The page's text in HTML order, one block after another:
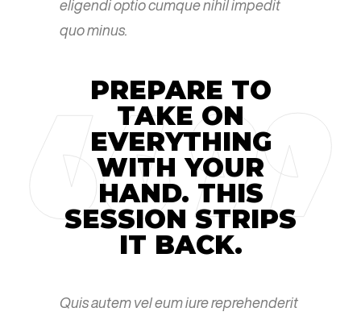
eligendi optio cumque nihil impedit
quo minus.
PREPARE TO
TAKE ON
EVERYTHING
WITH YOUR
HAND. THIS
SESSION STRIPS
IT BACK.
Quis autem vel eum iure reprehenderit